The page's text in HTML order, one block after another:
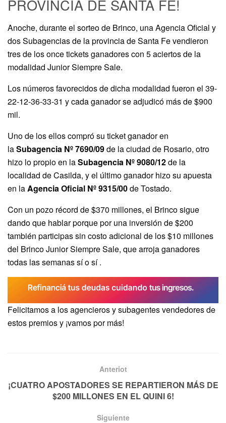
PROVINCIA DE SANTA FE!
Anoche, durante el sorteo de Brinco, una Agencia Oficial y
dos Subagencias de la provincia de Santa Fe vendieron
tres de los once tickets ganadores con 5 aciertos de la
modalidad Junior Siempre Sale.
Los números favorecidos de dicha modalidad fueron el 39-
22-12-36-33-31 y cada ganador se adjudicó más de $900
mil.
Uno de los ellos compró su ticket ganador en
laSubagencia Nº 7690/09de la ciudad de Rosario, otro
hizo lo propio en laSubagencia Nº 9080/12de la
localidad de Casilda, y el último ganador hizo su apuesta
en laAgencia Oficial Nº 9315/00de Tostado.
Con un pozo récord de $370 millones, el Brinco sigue
dando que hablar porque por una inversión de $200
también participas sin costo adicional de los $10 millones
del Brinco Junior Siempre Sale, que arroja ganadores
todas las semanas sí o sí .
Felicitamos a los agencieros y subagentes vendedores de
estos premios y ¡vamos por más!
Anteriot
¡CUATRO APOSTADORES SE REPARTIERON MÁS DE
$200 MILLONES EN EL QUINI 6!
Siguiente